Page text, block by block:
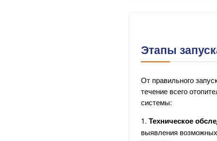
Этапы
От правильного
течение всего
системы:
1. Техническое
выявления